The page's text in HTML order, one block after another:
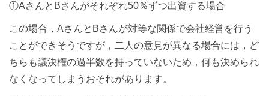
①AさんとBさんがそれぞれ50％ずつ出資する場合
この場合，AさんとBさんが対等な関係で会社経営を行う
ことができそうですが，二人の意見が異なる場合には，ど
ちらも議決権の過半数を持っていないため，何も決められ
なくなってしまうおそれがあります。